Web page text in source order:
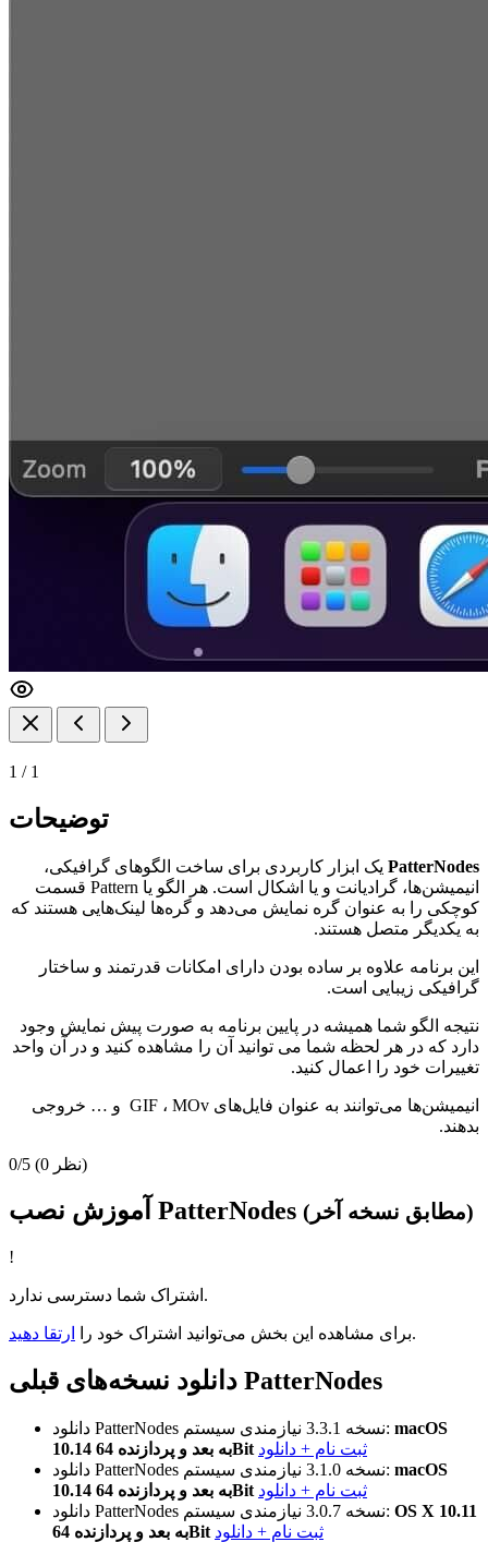
1 / 1
توضیحات
PatterNodes یک ابزار کاربردی برای ساخت الگو‌های گرافیکی،
انیمیشن‌ها، گرادیانت و یا اشکال است. هر الگو یا Pattern قسمت
کوچکی را به عنوان گره نمایش می‌دهد و گره‌ها لینک‌هایی هستند که
به یکدیگر متصل هستند.
این برنامه علاوه بر ساده بودن دارای امکانات قدرتمند و ساختار
گرافیکی زیبایی است.
نتیجه الگو شما همیشه در پایین برنامه به صورت پیش نمایش وجود
دارد که در هر لحظه شما می توانید آن را مشاهده کنید و در آن واحد
تغییرات خود را اعمال کنید.
انیمیشن‌ها می‌توانند به عنوان فایل‌های GIF ، MOv و … خروجی
بدهند.
0/5 (0 نظر)
آموزش نصب PatterNodes (مطابق نسخه آخر)
!
اشتراک شما دسترسی ندارد.
برای مشاهده این بخش می‌توانید اشتراک خود را ارتقا دهید .
دانلود نسخه‌های قبلی PatterNodes
دانلود PatterNodes نسخه 3.3.1نیازمندی سیستم: macOS
10.14 به بعد و پردازنده 64Bit ثبت نام + دانلود
دانلود PatterNodes
نسخه 3.1.0نیازمندی سیستم: macOS
10.14 به بعد و پردازنده 64Bit ثبت نام + دانلود
دانلود PatterNodes
نسخه 3.0.7نیازمندی سیستم: OS X 10.11
به بعد و پردازنده 64Bit ثبت نام + دانلود